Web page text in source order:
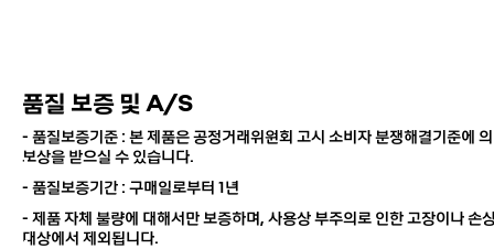
품질 보증 및 A/S
- 품질보증기준 : 본 제품은 공정거래위원회 고시 소비자 분쟁해결기준에
보상을 받으실 수 있습니다.
- 품질보증기간 : 구매일로부터 1년
- 제품 자체 불량에 대해서만 보증하며, 사용상 부주의로 인한 고장이나 손
대상에서 제외됩니다.